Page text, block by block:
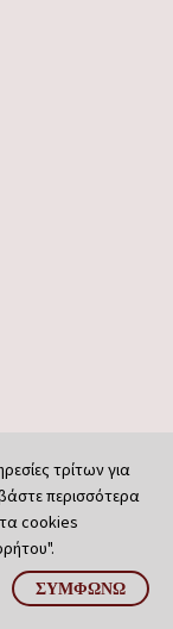
τρίτων για
περισσότερα
τα cookies
ΣΥΜΦΩΝΏ